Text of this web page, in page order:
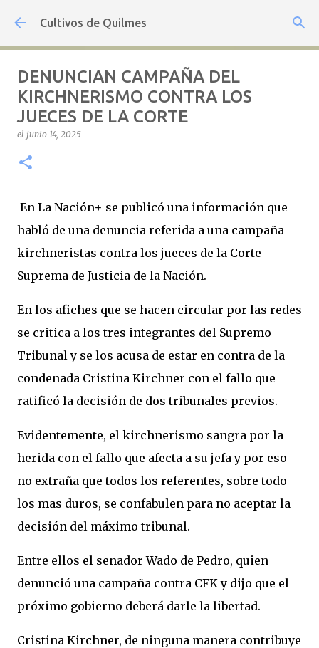
Ir al contenido principal
Cultivos de Quilmes
DENUNCIAN CAMPAÑA DEL
KIRCHNERISMO CONTRA LOS
JUECES DE LA CORTE
el junio 14, 2025
En La Nación+ se publicó una información que
habló de una denuncia referida a una campaña
kirchneristas contra los jueces de la Corte
Suprema de Justicia de la Nación.
En los afiches que se hacen circular por las redes
se critica a los tres integrantes del Supremo
Tribunal y se los acusa de estar en contra de la
condenada Cristina Kirchner con el fallo que
ratificó la decisión de dos tribunales previos.
Evidentemente, el kirchnerismo sangra por la
herida con el fallo que afecta a su jefa y por eso
no extraña que todos los referentes, sobre todo
los mas duros, se confabulen para no aceptar la
decisión del máximo tribunal.
Entre ellos el senador Wado de Pedro, quien
denunció una campaña contra CFK y dijo que el
próximo gobierno deberá darle la libertad.
Cristina Kirchner, de ninguna manera contribuye